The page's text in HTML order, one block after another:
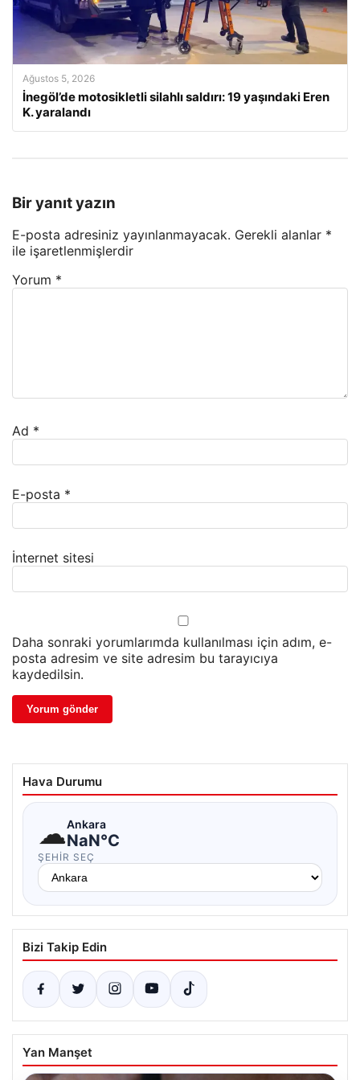
Ağustos 5, 2026
İnegöl’de motosikletli silahlı saldırı: 19 yaşındaki Eren
K. yaralandı
Bir yanıt yazın
E-posta adresiniz yayınlanmayacak. Gerekli alanlar *
ile işaretlenmişlerdir
Yorum *
Ad *
E-posta *
İnternet sitesi
Daha sonraki yorumlarımda kullanılması için adım, e-
posta adresim ve site adresim bu tarayıcıya
kaydedilsin.
Hava Durumu
☁Ankara
NaN°C
ŞEHIR SEÇ
Bizi Takip Edin
Yan Manşet